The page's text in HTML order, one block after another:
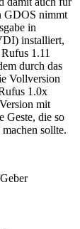
GDOS nimmt
in
installiert,
1.11
durch das
Vollversion
1.0x
mit
Geste, die so
sollte.